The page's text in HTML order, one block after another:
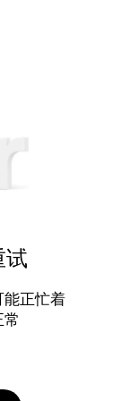
试
能正忙着
常